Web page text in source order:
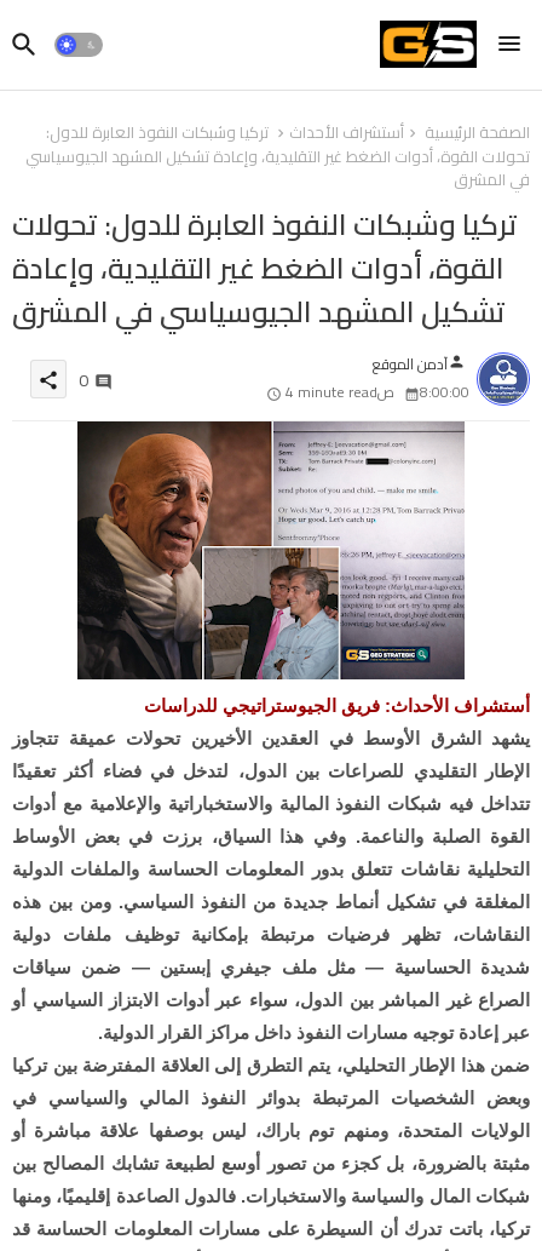
الصفحة الرئيسية أستشراف الأحداث
تركيا وشبكات النفوذ العابرة للدول:
تحولات القوة، أدوات الضغط غير التقليدية، وإعادة تشكيل المشهد الجيوسياسي
في المشرق
تركيا وشبكات النفوذ العابرة للدول: تحولات
القوة، أدوات الضغط غير التقليدية، وإعادة
تشكيل المشهد الجيوسياسي في المشرق
personآدمن الموقع
8:00:00 ص
4 minute read
0
share
أستشراف الأحداث: فريق الجيوستراتيجي للدراسات
يشهد الشرق الأوسط في العقدين الأخيرين تحولات عميقة تتجاوز
الإطار التقليدي للصراعات بين الدول، لتدخل في فضاء أكثر تعقيدًا
تتداخل فيه شبكات النفوذ المالية والاستخباراتية والإعلامية مع أدوات
القوة الصلبة والناعمة. وفي هذا السياق، برزت في بعض الأوساط
التحليلية نقاشات تتعلق بدور المعلومات الحساسة والملفات الدولية
المغلقة في تشكيل أنماط جديدة من النفوذ السياسي. ومن بين هذه
النقاشات، تظهر فرضيات مرتبطة بإمكانية توظيف ملفات دولية
شديدة الحساسية — مثل ملف جيفري إبستين — ضمن سياقات
الصراع غير المباشر بين الدول، سواء عبر أدوات الابتزاز السياسي أو
عبر إعادة توجيه مسارات النفوذ داخل مراكز القرار الدولية.
ضمن هذا الإطار التحليلي، يتم التطرق إلى العلاقة المفترضة بين تركيا
وبعض الشخصيات المرتبطة بدوائر النفوذ المالي والسياسي في
الولايات المتحدة، ومنهم توم باراك، ليس بوصفها علاقة مباشرة أو
مثبتة بالضرورة، بل كجزء من تصور أوسع لطبيعة تشابك المصالح بين
شبكات المال والسياسة والاستخبارات. فالدول الصاعدة إقليميًا، ومنها
تركيا، باتت تدرك أن السيطرة على مسارات المعلومات الحساسة قد